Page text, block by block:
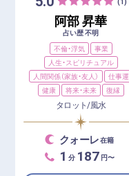
阿部 昇華
占い歴 不明
不倫・浮気
事業
人生・スピリチュアル
人間関係（家族・友人）
仕事運
健康
将来・未来 復縁
タロット/風水
クォーレ在籍
1 分 187 円〜